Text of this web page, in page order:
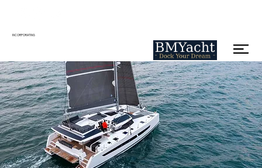
INCORPORATING